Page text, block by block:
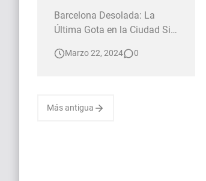
Barcelona Desolada: La
Última Gota en la Ciudad Sin
convertido en un eco de lo
están silenciosas, y
marcadas por el éxodo
Marzo 22, 2024 0
Más antigua